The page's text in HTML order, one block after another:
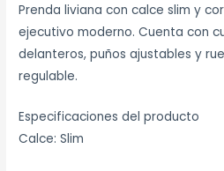
Prenda liviana con calce slim y
ejecutivo moderno. Cuenta con
delanteros, puños ajustables y
regulable.
Especificaciones del producto
Calce: Slim